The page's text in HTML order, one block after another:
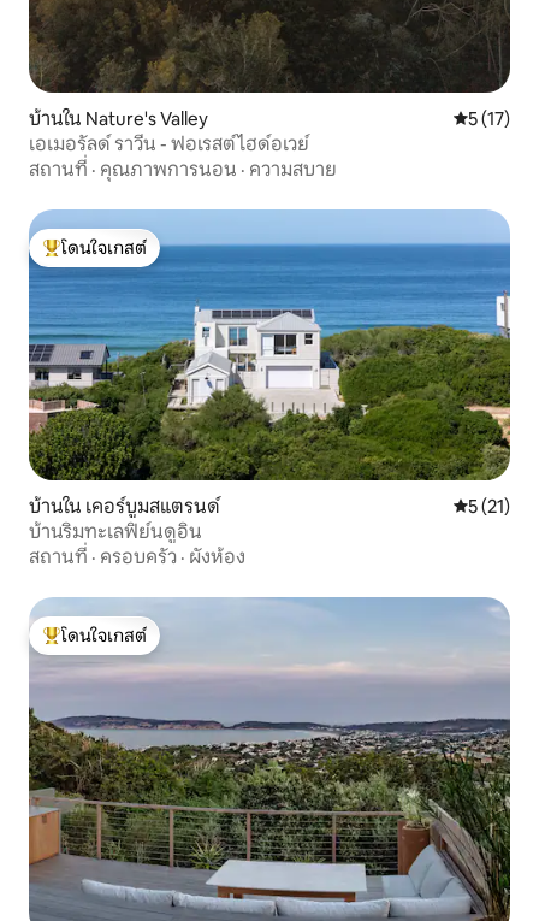
บ้านใน Nature's Valley คะแนนเฉลี่
5 (17)
เอเมอรัลด์ ราวีน - ฟอเรสต์ ไฮด์อเวย์
สถานที่ · คุณภาพการนอน · ความสบาย
โดนใจเกสต์ที่สุด
โดนใจเกสต์
บ้านใน เคอร์บูมสแตรนด์ คะแนนเฉลี่
5 (21)
บ้านริมทะเลฟิย์นดูอิน
สถานที่ · ครอบครัว · ผังห้อง
โดนใจเกสต์ที่สุด
โดนใจเกสต์